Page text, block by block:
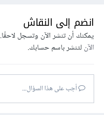
انضم إلى النقاش
يمكنك أن تنشر الآن وتسجل
الآنلتنشر باسم حسابك.
أجب على هذا السؤال...